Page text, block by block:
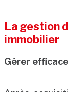
La gestion
immobilier
Gérer